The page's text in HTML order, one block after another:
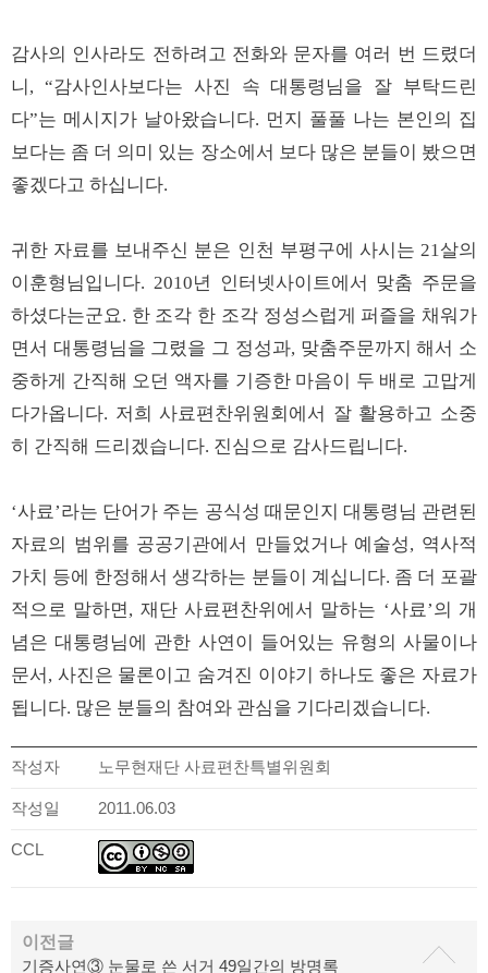
감사의 인사라도 전하려고 전화와 문자를 여러 번 드렸더
니, “감사인사보다는 사진 속 대통령님을 잘 부탁드린
다”는 메시지가 날아왔습니다. 먼지 풀풀 나는 본인의 집
보다는 좀 더 의미 있는 장소에서 보다 많은 분들이 봤으면
좋겠다고 하십니다.
귀한 자료를 보내주신 분은 인천 부평구에 사시는 21살의
이훈형님입니다. 2010년 인터넷사이트에서 맞춤 주문을
하셨다는군요. 한 조각 한 조각 정성스럽게 퍼즐을 채워가
면서 대통령님을 그렸을 그 정성과, 맞춤주문까지 해서 소
중하게 간직해 오던 액자를 기증한 마음이 두 배로 고맙게
다가옵니다. 저희 사료편찬위원회에서 잘 활용하고 소중
히 간직해 드리겠습니다. 진심으로 감사드립니다.
‘사료’라는 단어가 주는 공식성 때문인지 대통령님 관련된
자료의 범위를 공공기관에서 만들었거나 예술성, 역사적
가치 등에 한정해서 생각하는 분들이 계십니다. 좀 더 포괄
적으로 말하면, 재단 사료편찬위에서 말하는 ‘사료’의 개
념은 대통령님에 관한 사연이 들어있는 유형의 사물이나
문서, 사진은 물론이고 숨겨진 이야기 하나도 좋은 자료가
됩니다. 많은 분들의 참여와 관심을 기다리겠습니다.
작성자 노무현재단 사료편찬특별위원회
작성일 2011.06.03
CCL
이전글
기증사연③ 눈물로 쓴 서거 49일간의 방명록